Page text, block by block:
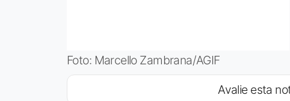
Foto: Marcello Zambrana/AGIF
Avalie esta